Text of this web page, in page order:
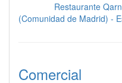
Restaurante
(Comunidad de Madrid) -
Comercial